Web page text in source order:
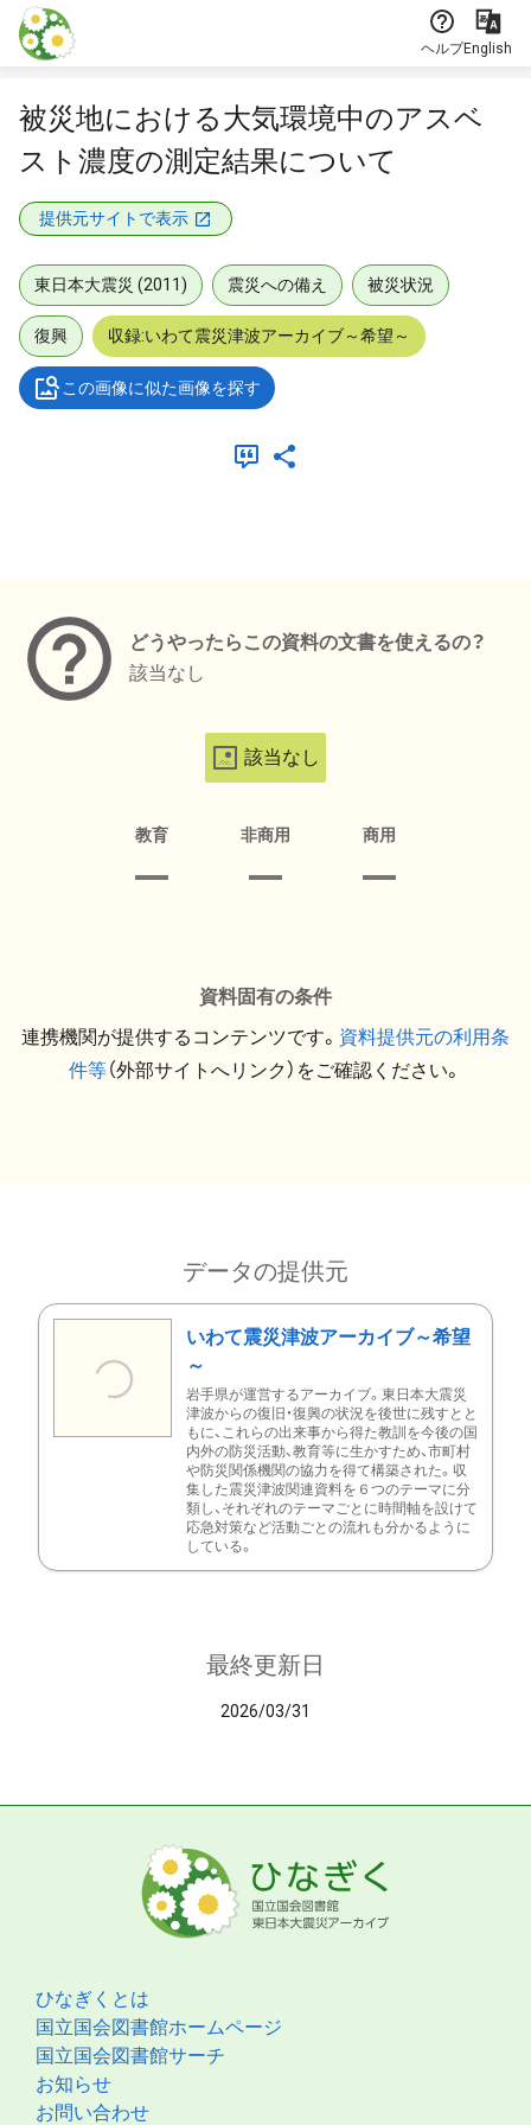
本文に飛ぶ
ヘルプEnglish
被災地における大気環境中のアスベ
スト濃度の測定結果について
提供元サイトで表示
東日本大震災 (2011) 震災への備え 被災状況
復興 収録:いわて震災津波アーカイブ～希望～
この画像に似た画像を探す
どうやったらこの資料の文書を使えるの？
該当なし
該当なし
教育 非商用 商用
資料固有の条件
連携機関が提供するコンテンツです。 資料提供元の利用条
件等（外部サイトへリンク）をご確認ください。
データの提供元
いわて震災津波アーカイブ～希望
～
岩手県が運営するアーカイブ。東日本大震災
津波からの復旧・復興の状況を後世に残すとと
もに、これらの出来事から得た教訓を今後の国
内外の防災活動、教育等に生かすため、市町村
や防災関係機関の協力を得て構築された。収
集した震災津波関連資料を６つのテーマに分
類し、それぞれのテーマごとに時間軸を設けて
応急対策など活動ごとの流れも分かるように
している。
最終更新日
2026/03/31
ひなぎくとは
国立国会図書館ホームページ
国立国会図書館サーチ
お知らせ
お問い合わせ